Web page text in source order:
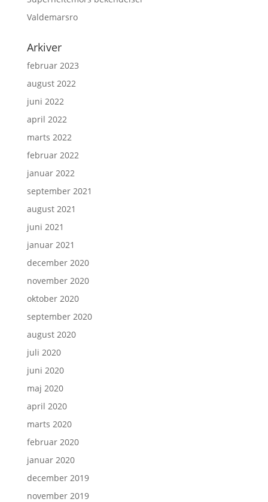
Valdemarsro
Arkiver
februar 2023
august 2022
juni 2022
april 2022
marts 2022
februar 2022
januar 2022
september 2021
august 2021
juni 2021
januar 2021
december 2020
november 2020
oktober 2020
september 2020
august 2020
juli 2020
juni 2020
maj 2020
april 2020
marts 2020
februar 2020
januar 2020
december 2019
november 2019